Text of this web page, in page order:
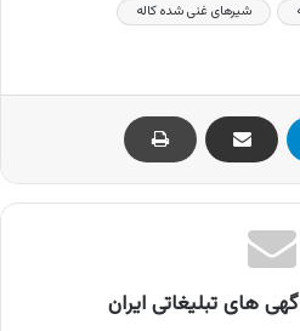
شیرهای غنی شده کاله
های تبلیغاتی ایران